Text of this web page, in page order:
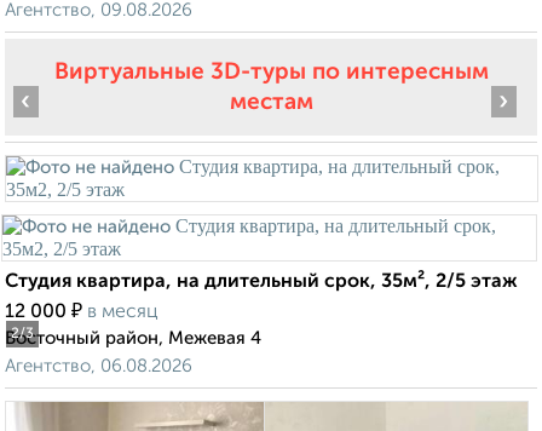
Агентство, 09.08.2026
Виртуальные 3D-туры по интересным
местам
2/3
‹ ›
Студия квартира, на длительный срок, 35м², 2/5 этаж
12 000 ₽ в месяц
Восточный район, Межевая 4
Агентство, 06.08.2026